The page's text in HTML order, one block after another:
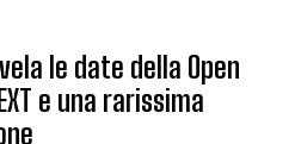
le date della Open
e una rarissima